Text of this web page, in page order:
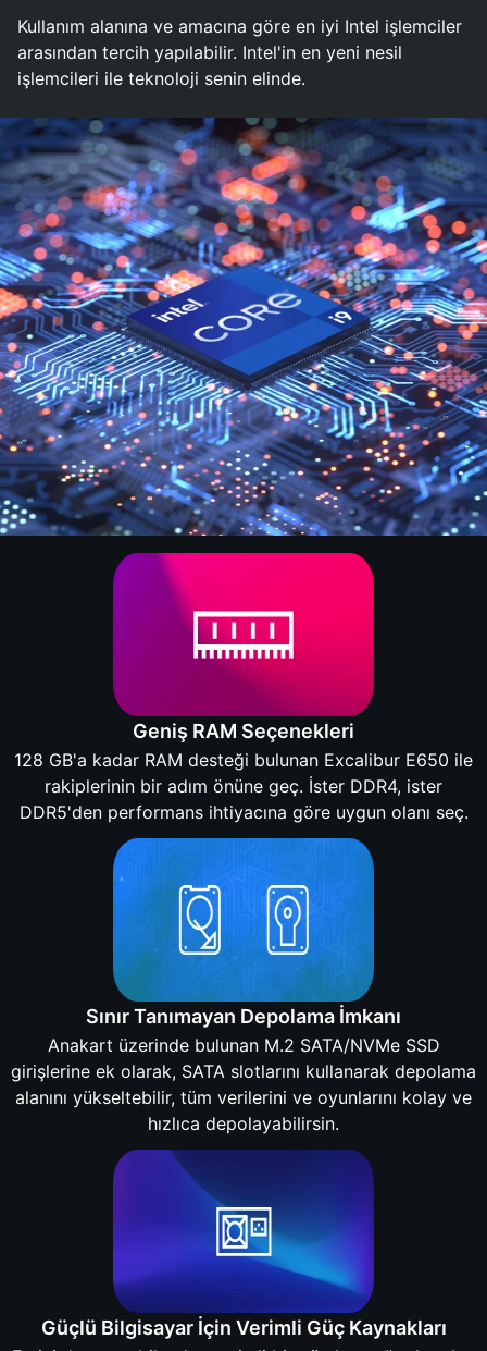
Kullanım alanına ve amacına göre en iyi Intel işlemciler
arasından tercih yapılabilir. Intel'in en yeni nesil
işlemcileri ile teknoloji senin elinde.
Geniş RAM Seçenekleri
128 GB'a kadar RAM desteği bulunan Excalibur E650 ile
rakiplerinin bir adım önüne geç. İster DDR4, ister
DDR5'den performans ihtiyacına göre uygun olanı seç.
Sınır Tanımayan Depolama İmkanı
Anakart üzerinde bulunan M.2 SATA/NVMe SSD
girişlerine ek olarak, SATA slotlarını kullanarak depolama
alanını yükseltebilir, tüm verilerini ve oyunlarını kolay ve
hızlıca depolayabilirsin.
Güçlü Bilgisayar İçin Verimli Güç Kaynakları